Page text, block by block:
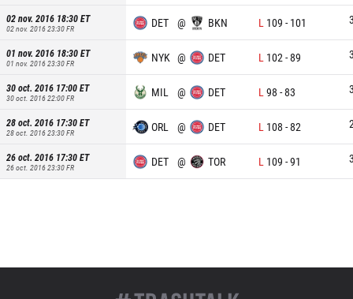
02 nov. 2016 18:30ET
02 nov. 2016 23:30FR DET @ BKN L 109 - 101
01 nov. 2016 18:30ET
01 nov. 2016 23:30FR NYK @ DET L 102 -89
30 oct. 2016 17:00ET
30 oct. 2016 22:00FR MIL @ DET L 98 -83
28 oct. 2016 17:30ET
28 oct. 2016 23:30FR ORL @ DET L 108 -82
26 oct. 2016 17:30ET
26 oct. 2016 23:30FR DET @ TOR L 109 -91